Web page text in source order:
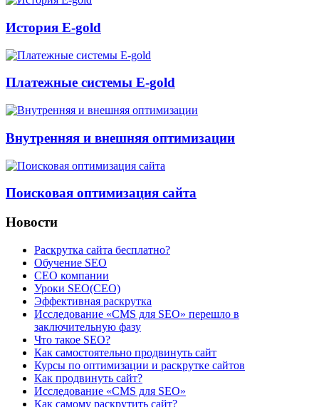
История E-gold
Платежные системы E-gold
Внутренняя и внешняя оптимизации
Поисковая оптимизация сайта
Новости
Раскрутка сайта бесплатно?
Обучение SEO
CEO компании
Уроки SEO(СЕО)
Эффективная раскрутка
Исследование «CMS для SEO» перешло в
заключительную фазу
Что такое SEO?
Как самостоятельно продвинуть сайт
Курсы по оптимизации и раскрутке сайтов
Как продвинуть сайт?
Исследование «CMS для SEO»
Как самому раскрутить сайт?